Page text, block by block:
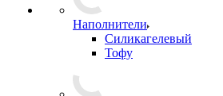
Наполнители
Силикагелевый
Тофу